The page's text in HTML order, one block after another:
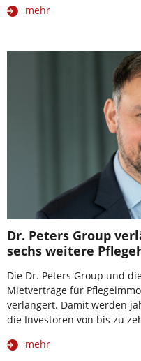
mehr
Dr. Peters Group
sechs weitere
Die Dr. Peters Group und
Mietverträge für
verlängert. Damit werden
die Investoren von bis zu
mehr